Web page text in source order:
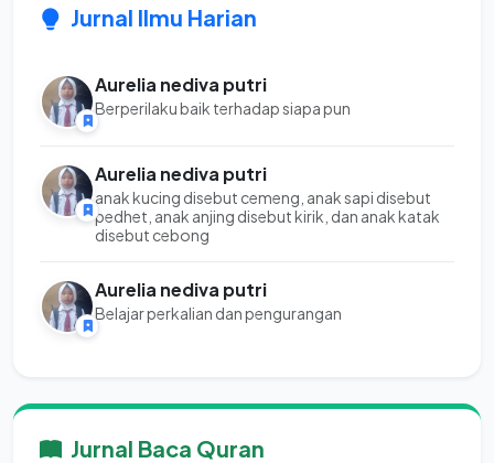
Jurnal Ilmu Harian
Aurelia nediva putri
Berperilaku baik terhadap siapa pun
Aurelia nediva putri
anak kucing disebut cemeng, anak sapi disebut
pedhet, anak anjing disebut kirik, dan anak katak
disebut cebong
Aurelia nediva putri
Belajar perkalian dan pengurangan
Jurnal Baca Quran